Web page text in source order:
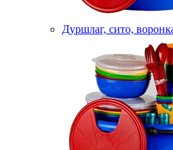
Дуршлаг, сито,